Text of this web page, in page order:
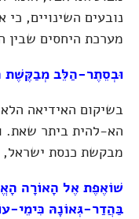
נובעים השינויים, כי
מערכת היחסים שבין
וּבְסֵתֶר-הַלֵּב מְבַקֶּשֶׁת
בשיקום האידיאה
הא-להית ביתר שאת.
מבקשת כנסת ישראל,
שׁוֹאֶפֶת אֶל הָאוֹרָה
בַּהֲדַר-גְּאוֹנָהּ כִּימֵי-